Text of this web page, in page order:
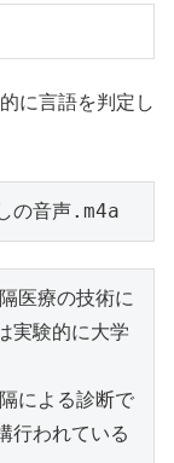
に言語を判定し
の音声.m4a
療の技術に
実験的に大学
よる診断で
行われている